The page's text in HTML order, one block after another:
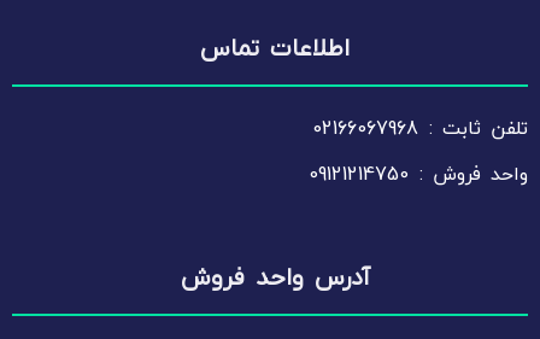
اطلاعات تماس
تلفن ثابت : 02166067968
واحد فروش : 09121214750
آدرس واحد فروش